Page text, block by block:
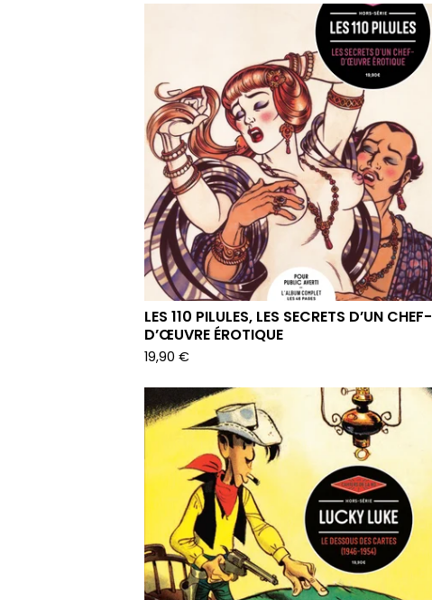
LES 110 PILULES, LES SECRETS D’UN CHEF-
D’ŒUVRE ÉROTIQUE
19,90 €